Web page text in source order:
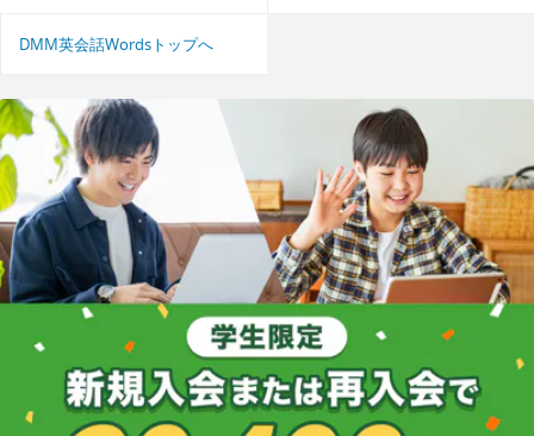
DMM英会話Wordsトップへ